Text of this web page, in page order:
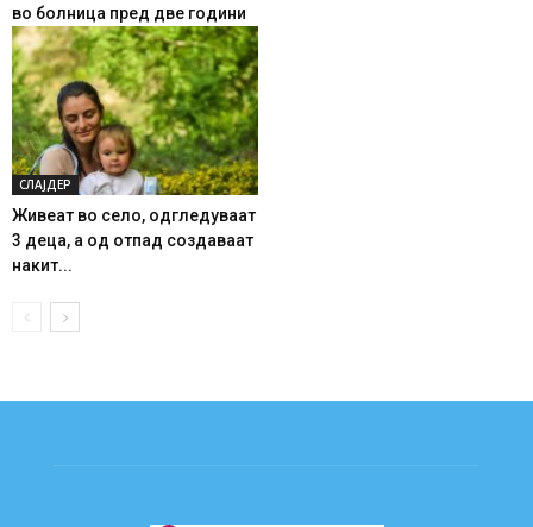
во болница пред две години
СЛАЈДЕР
Живеат во село, одгледуваат
3 деца, а од отпад создаваат
накит...